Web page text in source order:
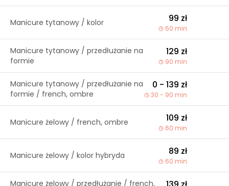
Manicure tytanowy / kolor 99 zł
60 min
Manicure tytanowy / przedłużanie na
formie
129 zł
90 min
Manicure tytanowy / przedłużanie na
formie / french, ombre
0 - 139 zł
30 - 90 min
Manicure żelowy / french, ombre 109 zł
60 min
Manicure żelowy / kolor hybryda 89 zł
60 min
Manicure żelowy / przedłużanie / french,